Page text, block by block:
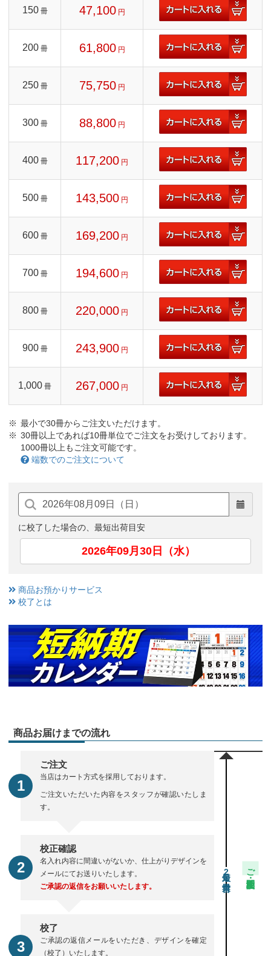
150 冊 47,100 円
200 冊 61,800 円
250 冊 75,750 円
300 冊 88,800 円
400 冊 117,200 円
500 冊 143,500 円
600 冊 169,200 円
700 冊 194,600 円
800 冊 220,000 円
900 冊 243,900 円
1,000 冊 267,000 円
最小で30冊からご注文いただけます。
30冊以上であれば10冊単位でご注文をお受けしております。
1000冊以上もご注文可能です。
端数でのご注文について
に校了した場合の、最短出荷目安
2026年09月30日（水）
商品お預かりサービス
校了とは
商品お届けまでの流れ
ご注文
当店はカート方式を採用しております。
ご注文いただいた内容をスタッフが確認いたしま
す。
校正確認
名入れ内容に間違いがないか、仕上がりデザインを
メールにてお送りいたします。
ご承認の返信をお願いいたします。
校了
ご承認の返信メールをいただき、デザインを確定
（校了）いたします。
2 ご注文・校正期間